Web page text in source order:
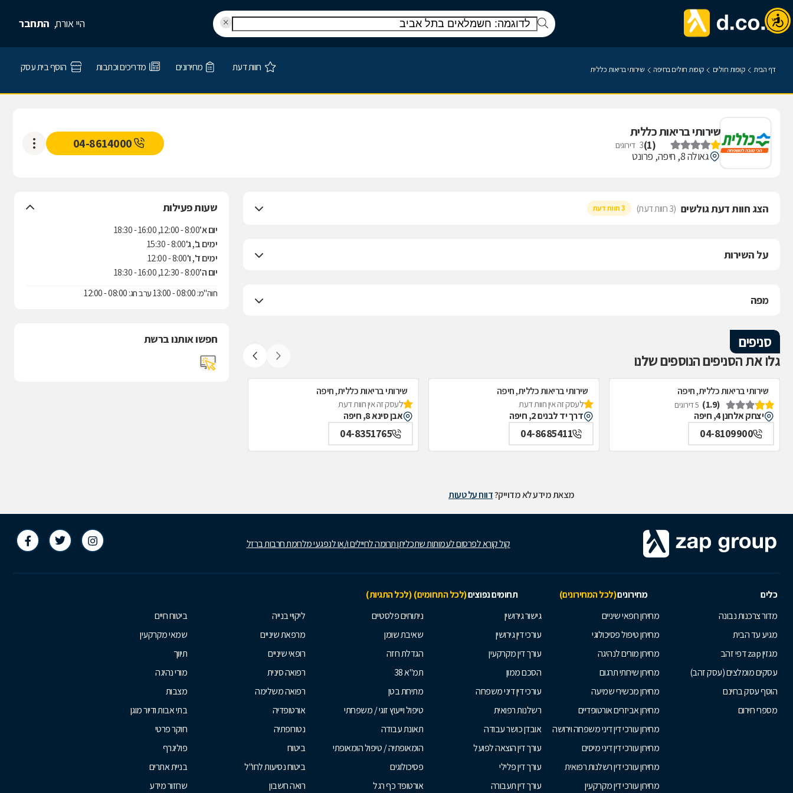
היי אורח, התחבר
דף הבית קופות חולים קופות חולים בחיפה שירותי בריאות כללית חוות דעת מחירונים מדריכים וכתבות הוסף בית עסק
שירותי בריאות כללית
(
1
)
3 דירוגים
גאולה 8, חיפה, פרונט
04-8614000
הצג חוות דעת גולשים (3 חוות דעת) 3 חוות דעת
על השירות
מפה
סניפים
גלו את הסניפים הנוספים שלנו
שירותי בריאות כללית, חיפה
(1.9)
5 דירוגים
יצחק אלחנן 4, חיפה
04-8109900
שירותי בריאות כללית, חיפה
לעסק זה אין חוות דעת
דרך יד לבנים 2, חיפה
04-8685411
שירותי בריאות כללית, חיפה
לעסק זה אין חוות דעת
אבן סינא 8, חיפה
04-8351765
שעות פעילות
יום א'8:00 - 12:00, 16:00 - 18:30
ימים ב', ג'8:00 - 15:30
ימים ד', ו'8:00 - 12:00
יום ה'8:00 - 12:30, 16:00 - 18:30
חוה"מ: 08:00 - 13:00 ערב חג: 08:00 - 12:00
חפשו אותנו ברשת
מצאת מידע לא מדוייק?דווח על טעות
קול קורא לפרסום לעמותות שתכליתן תרומה לחיילים ו/או לנפגעי מלחמת חרבות ברזל
כלים מחירונים(לכל המחירונים) תחומים נפוצים(לכל התחומים) (לכל התגיות)
מדור צרכנות נבונה
מגיע עד הבית
מגזין zap דפי זהב
עסקים מומלצים (עסק זהב)
הוסף עסק בחינם
מספרי חירום
מחירון רופאי שיניים
מחירון טיפול פסיכולוגי
מחירון מורים לנהיגה
מחירון שירותי תרגום
מחירון מכשירי שמיעה
מחירון אביזרים אורטופדיים
מחירון עורכי דין דיני משפחה וירושה
מחירון עורכי דין דיני מיסים
מחירון עורכי דין רשלנות רפואית
מחירון עורכי דין מקרקעין
גישור גירושין
עורכי דין גירושין
עורך דין מקרקעין
הסכם ממון
עורכי דין דיני משפחה
רשלנות רפואית
אובדן כושר עבודה
עורך דין הוצאה לפועל
עורך דין פלילי
עורך דין תעבורה
ניתוחים פלסטיים
שאיבת שומן
הגדלת חזה
תמ"א 38
מתיחת בטן
טיפול וייעוץ זוגי / משפחתי
תאונת עבודה
הומאופתיה / טיפול הומאופתי
פסיכולוגים
אורטופד כף רגל
ליקויי בנייה
מרפאת שיניים
רופאי שיניים
רפואה סינית
רפואה משלימה
אורטופדיה
נטורופתיה
ביטוח
ביטוח נסיעות לחו"ל
רואה חשבון
ביטוח חיים
שמאי מקרקעין
תיווך
מורי נהיגה
מצבות
בתי אבות ודיור מוגן
חוקר פרטי
פוליגרף
בניית אתרים
שחזור מידע